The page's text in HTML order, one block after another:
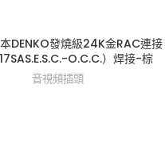
DENKO發燒級24K金RAC連接
O.C.C.）焊接-棕
音視頻插頭